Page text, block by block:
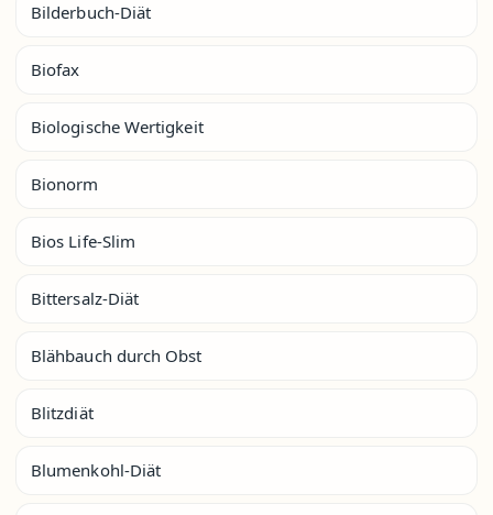
Bilderbuch-Diät
Biofax
Biologische Wertigkeit
Bionorm
Bios Life-Slim
Bittersalz-Diät
Blähbauch durch Obst
Blitzdiät
Blumenkohl-Diät